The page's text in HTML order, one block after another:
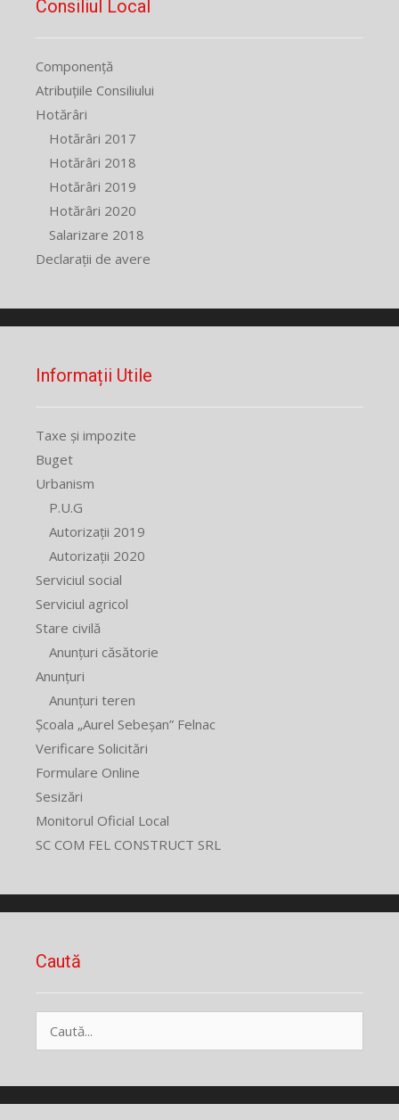
Consiliul Local
Componență
Atribuțiile Consiliului
Hotărâri
Hotărâri 2017
Hotărâri 2018
Hotărâri 2019
Hotărâri 2020
Salarizare 2018
Declarații de avere
Informații Utile
Taxe și impozite
Buget
Urbanism
P.U.G
Autorizații 2019
Autorizații 2020
Serviciul social
Serviciul agricol
Stare civilă
Anunțuri căsătorie
Anunțuri
Anunțuri teren
Școala „Aurel Sebeșan” Felnac
Verificare Solicitări
Formulare Online
Sesizări
Monitorul Oficial Local
SC COM FEL CONSTRUCT SRL
Caută
după: